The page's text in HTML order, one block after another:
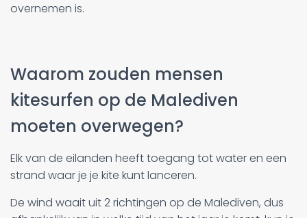
overnemen is.
Waarom zouden mensen
kitesurfen op de Malediven
moeten overwegen?
Elk van de eilanden heeft toegang tot water en een
strand waar je je kite kunt lanceren.
De wind waait uit 2 richtingen op de Malediven, dus